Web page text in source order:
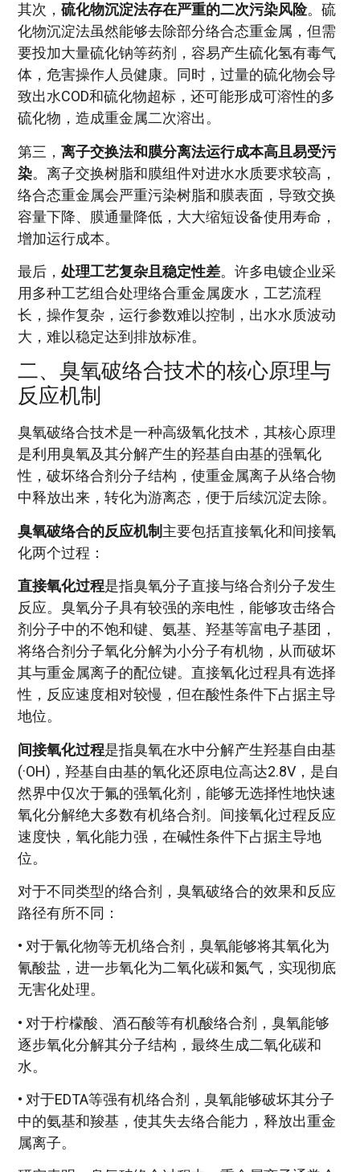
其次， 硫化物沉淀法存在严重的二次污染风险。硫
化物沉淀法虽然能够去除部分络合态重金属，但需
要投加大量硫化钠等药剂，容易产生硫化氢有毒气
体，危害操作人员健康。同时，过量的硫化物会导
致出水COD和硫化物超标，还可能形成可溶性的多
硫化物，造成重金属二次溶出。
第三， 离子交换法和膜分离法运行成本高且易受污
染。离子交换树脂和膜组件对进水水质要求较高，
络合态重金属会严重污染树脂和膜表面，导致交换
容量下降、膜通量降低，大大缩短设备使用寿命，
增加运行成本。
最后， 处理工艺复杂且稳定性差。许多电镀企业采
用多种工艺组合处理络合重金属废水，工艺流程
长，操作复杂，运行参数难以控制，出水水质波动
大，难以稳定达到排放标准。
二、臭氧破络合技术的核心原理与
反应机制
臭氧破络合技术是一种高级氧化技术，其核心原理
是利用臭氧及其分解产生的羟基自由基的强氧化
性，破坏络合剂分子结构，使重金属离子从络合物
中释放出来，转化为游离态，便于后续沉淀去除。
臭氧破络合的反应机制 主要包括直接氧化和间接氧
化两个过程：
直接氧化过程是指臭氧分子直接与络合剂分子发生
反应。臭氧分子具有较强的亲电性，能够攻击络合
剂分子中的不饱和键、氨基、羟基等富电子基团，
将络合剂分子氧化分解为小分子有机物，从而破坏
其与重金属离子的配位键。直接氧化过程具有选择
性，反应速度相对较慢，但在酸性条件下占据主导
地位。
间接氧化过程是指臭氧在水中分解产生羟基自由基
(·OH)，羟基自由基的氧化还原电位高达2.8V，是自
然界中仅次于氟的强氧化剂，能够无选择性地快速
氧化分解绝大多数有机络合剂。间接氧化过程反应
速度快，氧化能力强，在碱性条件下占据主导地
位。
对于不同类型的络合剂，臭氧破络合的效果和反应
路径有所不同：
• 对于氰化物等无机络合剂，臭氧能够将其氧化为
氰酸盐，进一步氧化为二氧化碳和氮气，实现彻底
无害化处理。
• 对于柠檬酸、酒石酸等有机酸络合剂，臭氧能够
逐步氧化分解其分子结构，最终生成二氧化碳和
水。
• 对于EDTA等强有机络合剂，臭氧能够破坏其分子
中的氨基和羧基，使其失去络合能力，释放出重金
属离子。